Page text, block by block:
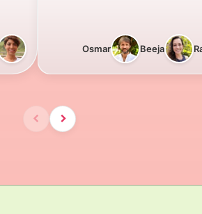
Osmar Beeja